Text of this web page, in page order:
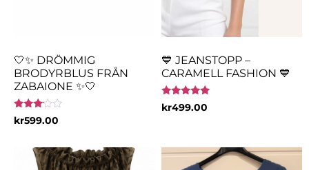
🤍✨ DRÖMMIG
BRODYRBLUS FRÅN
ZABAIONE ✨🤍
Betygsatt
3.00
kr599.00
💙 JEANSTOPP –
CARAMELL FASHION 💙
Betygsatt
5.00
kr499.00